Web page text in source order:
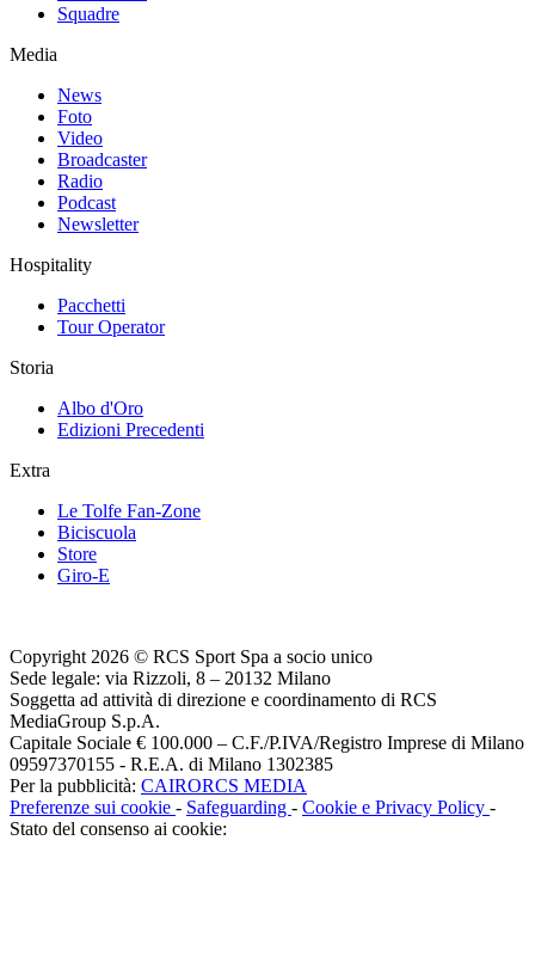
Squadre
Media
News
Foto
Video
Broadcaster
Radio
Podcast
Newsletter
Hospitality
Pacchetti
Tour Operator
Storia
Albo d'Oro
Edizioni Precedenti
Extra
Le Tolfe Fan-Zone
Biciscuola
Store
Giro-E
Copyright 2026 © RCS Sport Spa a socio unico
Sede legale: via Rizzoli, 8 – 20132 Milano
Soggetta ad attività di direzione e coordinamento di RCS
MediaGroup S.p.A.
Capitale Sociale € 100.000 – C.F./P.IVA/Registro Imprese di Milano
09597370155 - R.E.A. di Milano 1302385
Per la pubblicità: CAIRORCS MEDIA
Preferenze sui cookie - Safeguarding - Cookie e Privacy Policy -
Stato del consenso ai cookie: